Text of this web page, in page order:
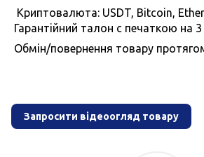
Криптовалюта: USDT, Bitcoin,
Гарантiйний талон с печаткою на
Обмiн/повернення товару
Запросити відеоогляд товару